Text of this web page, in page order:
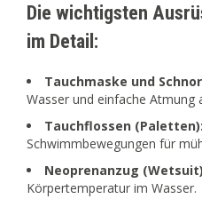
Die wichtigsten
im Detail:
Tauchmaske und
Wasser und einfache Atmung
Tauchflossen (Paletten):
Schwimmbewegungen für
Neoprenanzug
Körpertemperatur im Wasser.